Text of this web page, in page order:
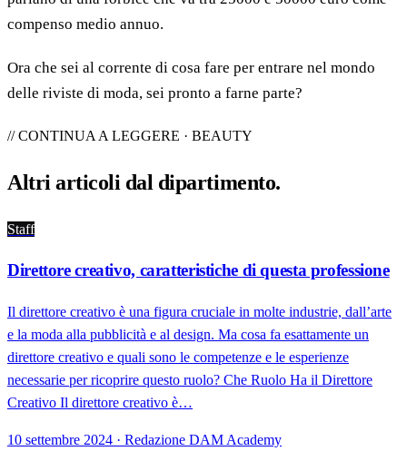
compenso medio annuo.
Ora che sei al corrente di cosa fare per entrare nel mondo
delle riviste di moda, sei pronto a farne parte?
// CONTINUA A LEGGERE · BEAUTY
Altri articoli dal dipartimento.
Staff
Direttore creativo, caratteristiche di questa professione
Il direttore creativo è una figura cruciale in molte industrie, dall’arte
e la moda alla pubblicità e al design. Ma cosa fa esattamente un
direttore creativo e quali sono le competenze e le esperienze
necessarie per ricoprire questo ruolo? Che Ruolo Ha il Direttore
Creativo Il direttore creativo è…
10 settembre 2024 · Redazione DAM Academy